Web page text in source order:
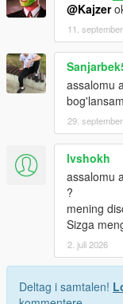
@Kajzer
11.
assalomu
29.
lvshokh
assalomu
?
mening
Sizga
2. juli 2026
Deltag i samtalen!